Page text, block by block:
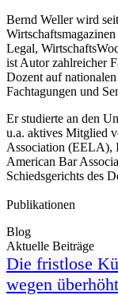
Bernd Weller wird
Legal,
ist Autor zahlreicher
Dozent auf
Fachtagungen und
Er studierte an den
u.a. aktives Mitglied
Association (EELA),
American Bar
Schiedsgerichts des
Publikationen
Blog
Aktuelle Beiträge
Die fristlose
wegen